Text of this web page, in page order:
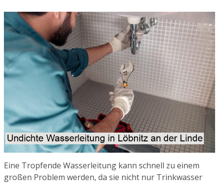
Eine Tropfende Wasserleitung kann schnell zu einem
großen Problem werden, da sie nicht nur Trinkwasser